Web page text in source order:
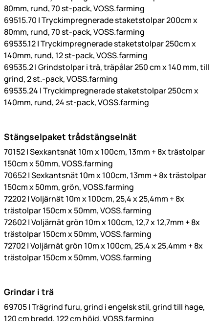
80mm, rund, 70 st-pack, VOSS.farming
69515.70 | Tryckimpregnerade staketstolpar 200cm x
80mm, rund, 70 st-pack, VOSS.farming
69535.12 | Tryckimpregnerade staketstolpar 250cm x
140mm, rund, 12 st-pack, VOSS.farming
69535.2 | Grindstolpar i trä, träpålar 250 cm x 140 mm, till
grind, 2 st.-pack, VOSS.farming
69535.24 | Tryckimpregnerade staketstolpar 250cm x
140mm, rund, 24 st-pack, VOSS.farming
Stängselpaket trådstängselnät
70152 | Sexkantsnät 10m x 100cm, 13mm + 8x trästolpar
150cm x 50mm, VOSS.farming
70652 | Sexkantsnät 10m x 100cm, 13mm + 8x trästolpar
150cm x 50mm, grön, VOSS.farming
72202 | Voljärnät 10m x 100cm, 25,4 x 25,4mm + 8x
trästolpar 150cm x 50mm, VOSS.farming
72602 | Voljärnät grön 10m x 100cm, 12,7 x 12,7mm + 8x
trästolpar 150cm x 50mm, VOSS.farming
72702 | Voljärnät grön 10m x 100cm, 25,4 x 25,4mm + 8x
trästolpar 150cm x 50mm, VOSS.farming
Grindar i trä
69705 | Trägrind furu, grind i engelsk stil, grind till hage,
120 cm bredd, 122 cm höjd, VOSS.farming